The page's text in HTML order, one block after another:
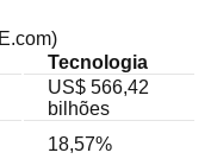
Tecnologia
US$ 566,42
bilhões
18,57%